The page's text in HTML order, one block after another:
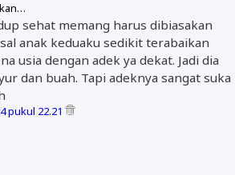
sehat memang harus dibiasakan
anak keduaku sedikit terabaikan
usia dengan adek ya dekat. Jadi dia
dan buah. Tapi adeknya sangat suka
pukul 22.21